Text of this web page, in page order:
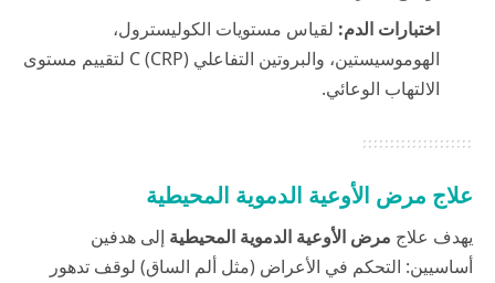
اختبارات الدم: لقياس مستويات الكوليسترول،
الهوموسيستين، والبروتين التفاعلي C (CRP) لتقييم مستوى
الالتهاب الوعائي.
علاج مرض الأوعية الدموية المحيطية
يهدف علاج مرض الأوعية الدموية المحيطية إلى هدفين
أساسيين: التحكم في الأعراض (مثل ألم الساق) لوقف تدهور